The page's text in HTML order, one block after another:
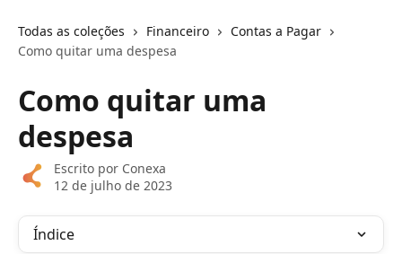
Todas as coleções Financeiro
Contas a Pagar
Como quitar uma despesa
Como quitar uma
despesa
Escrito por Conexa
12 de julho de 2023
Índice